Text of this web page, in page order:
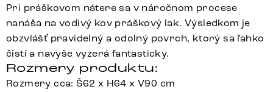
Pri práškovom nátere sa v náročnom procese
nanáša na vodivý kov práškový lak. Výsledkom je
obzvlášť pravidelný a odolný povrch, ktorý sa ľahko
čistí a navyše vyzerá fantasticky.
Rozmery produktu:
Rozmery cca: Š62 x H64 x V90 cm